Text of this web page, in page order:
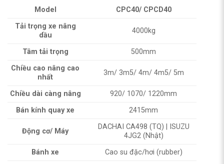
Model
CPC40/ CPCD40
Tải trọng xe nâng
dầu
4000kg
Tâm tải trọng
500mm
Chiều cao nâng cao
nhất
3m/ 3m5/ 4m/ 4m5/ 5m
Chiều dài càng nâng
920/ 1070/ 1220mm
Bán kính quay xe
2415mm
Động cơ/ Máy
DACHAI CA498 (TQ) | ISUZU
4JG2 (Nhật)
Bánh xe
Cao su đặc/hơi (rubber)